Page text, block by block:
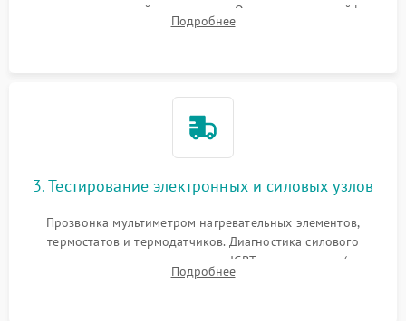
стеклокерамической поверхности. Отсоединение шлейфов
сенсорного блока для доступа к силовым платам, катушкам
Подробнее
3. Тестирование электронных и силовых узлов
Прозвонка мультиметром нагревательных элементов,
термостатов и термодатчиков. Диагностика силового
модуля, реле, диодных мостов и IGBT-транзисторов (для
индукции). Проверка кранов и газ-контроля (для газовых
Подробнее